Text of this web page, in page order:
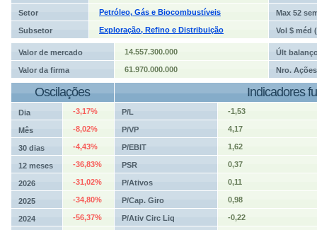
Setor Petróleo, Gás e Biocombustíveis Max 52
Subsetor Exploração, Refino e Distribuição Vol $ méd
Valor de mercado 14.557.300.000 Últ
Valor da firma 61.970.000.000 Nro. Ações
Oscilações Indicadores
Dia -3,17% P/L -1,53
Mês -8,02% P/VP 4,17
30 dias -4,43% P/EBIT 1,62
12 meses -36,83% PSR 0,37
2026 -31,02% P/Ativos 0,11
2025 -34,80% P/Cap. Giro 0,98
2024 -56,37% P/Ativ Circ Liq -0,22